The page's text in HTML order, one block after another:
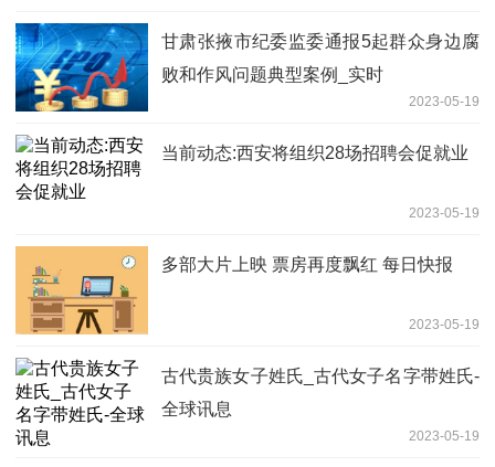
甘肃张掖市纪委监委通报5起群众身边腐
败和作风问题典型案例_实时
2023-05-19
当前动态:西安将组织28场招聘会促就业
2023-05-19
多部大片上映 票房再度飘红 每日快报
2023-05-19
古代贵族女子姓氏_古代女子名字带姓氏-
全球讯息
2023-05-19